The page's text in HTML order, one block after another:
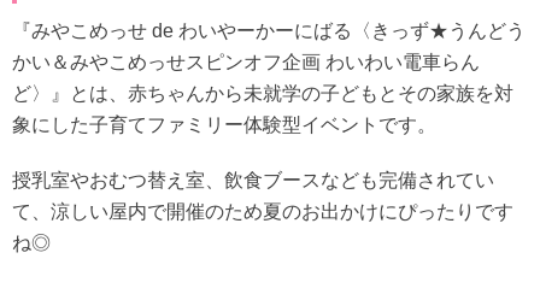
『みやこめっせ de わいやーかーにばる〈きっず★うんどう
かい＆みやこめっせスピンオフ企画 わいわい電車らん
ど〉』とは、赤ちゃんから未就学の子どもとその家族を対
象にした子育てファミリー体験型イベントです。
授乳室やおむつ替え室、飲食ブースなども完備されてい
て、涼しい屋内で開催のため夏のお出かけにぴったりです
ね◎